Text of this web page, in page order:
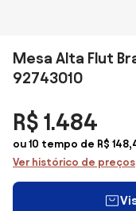
Mesa Alta Flut
92743010
R$ 1.484
ou 10 tempo de R$
Ver histórico de preços